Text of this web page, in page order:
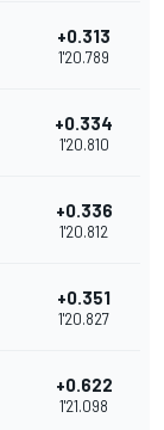
+0.313
1'20.789
+0.334
1'20.810
+0.336
1'20.812
+0.351
1'20.827
+0.622
1'21.098